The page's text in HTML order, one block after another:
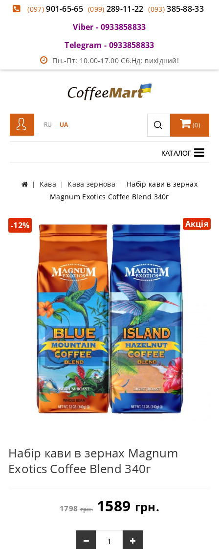
(097)901-65-65 (099) 289-11-22 (093)385-88-33
Viber - 0933858833
Telegram - 0933858833
Пн.-Пт: 10.00-17.00 Сб.Нд: вихідний!
RU UA (0)
КАТАЛОГ
Кава Кава зернова
Набір кави в зернах
Magnum Exotics Coffee Blend 340г
-12% Акція
Набір кави в зернах Magnum
Exotics Coffee Blend 340г
1798грн.1589 грн.